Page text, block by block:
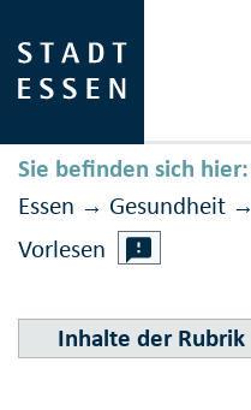
Sie befinden sich hier:
Essen → Gesundheit →
Vorlesen
Inhalte der Rubrik